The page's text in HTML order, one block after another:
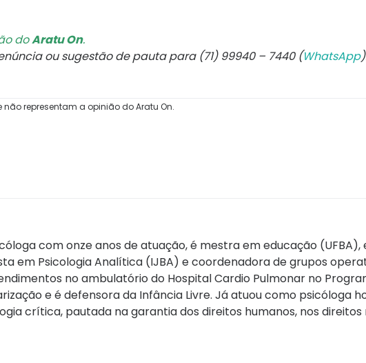
doAratu On.
ou sugestão de pauta para (71) 99940 – 7440 (WhatsApp
representam a opinião do Aratu On.
com onze anos de atuação, é mestra em educação
em Psicologia Analítica (IJBA) e coordenadora de grupos
no ambulatório do Hospital Cardio Pulmonar no
e é defensora da Infância Livre. Já atuou como psicóloga
crítica, pautada na garantia dos direitos humanos, nos